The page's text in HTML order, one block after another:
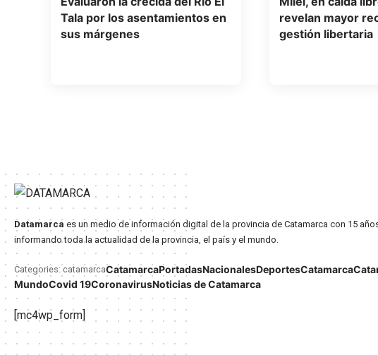
Tala por los asentamientos en
sus márgenes
revelan mayor
gestión libertaria
Datamarca es un medio de información digital de la provincia de Catamarca con 15
informando toda la actualidad de la provincia, el país y el mundo.
Categories: catamarcaCatamarcaPortadasNacionalesDeportesCatamarca
MundoCovid 19CoronavirusNoticias de Catamarca
[mc4wp_form]